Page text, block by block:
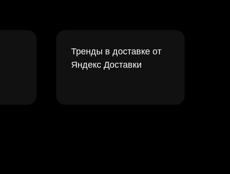
Тренды в доставке от
Яндекс Доставки